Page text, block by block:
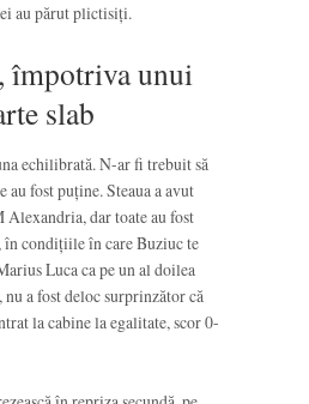
au părut plictisiți.
împotriva unui
slab
echilibrată. N-ar fi trebuit să
au fost puține. Steaua a avut
Alexandria, dar toate au fost
în condițiile în care Buziuc te
Luca ca pe un al doilea
a fost deloc surprinzător că
la cabine la egalitate, scor 0-